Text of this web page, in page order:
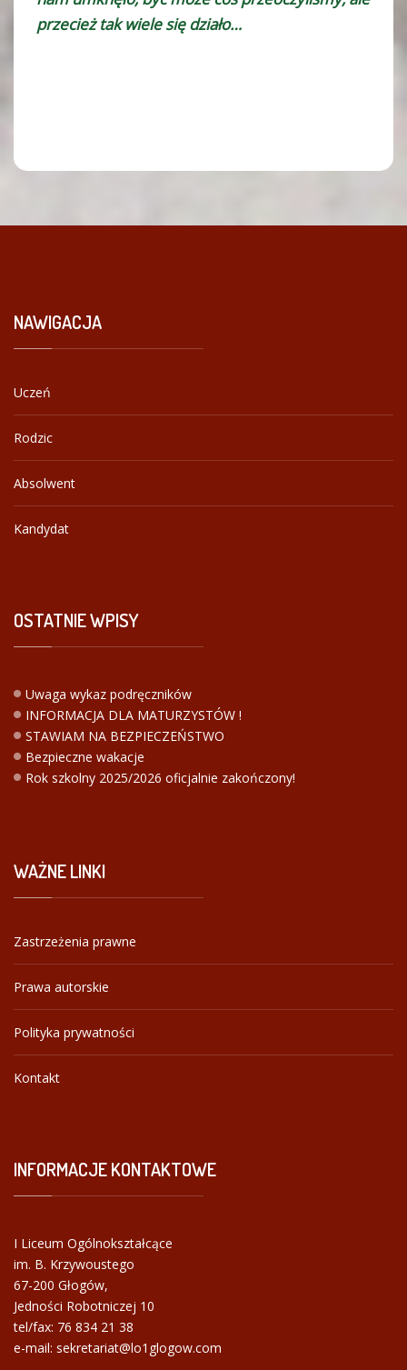
przecież tak wiele się działo…
NAWIGACJA
Uczeń
Rodzic
Absolwent
Kandydat
OSTATNIEWPISY
Uwaga wykaz podręczników
INFORMACJA DLA MATURZYSTÓW !
STAWIAM NA BEZPIECZEŃSTWO
Bezpieczne wakacje
Rok szkolny 2025/2026 oficjalnie zakończony!
WAŻNELINKI
Zastrzeżenia prawne
Prawa autorskie
Polityka prywatności
Kontakt
INFORMACJEKONTAKTOWE
I Liceum Ogólnokształcące
im. B. Krzywoustego
67-200 Głogów,
Jedności Robotniczej 10
tel/fax: 76 834 21 38
e-mail: sekretariat@lo1glogow.com